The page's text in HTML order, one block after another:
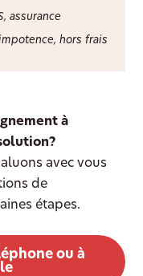
assurance
hors frais
à
avec vous
de
étapes.
ou à